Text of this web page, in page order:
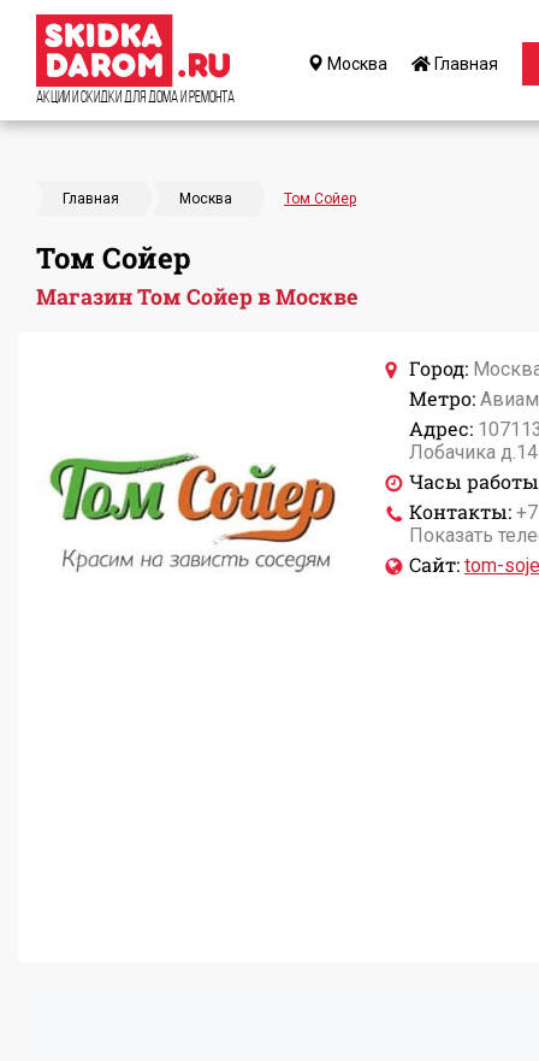
Акции и Скидки для дома и ремонта
Москва Главная
Главная Москва Том Сойер
Том Сойер
Магазин Том Сойер в Москве
Город:
Метро:
Адрес:
Лобачика
Часы
Контакты:
Показать
Сайт: tom-